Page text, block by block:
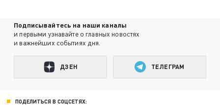
Подписывайтесь на наши каналы
и первыми узнавайте о главных новостях
и важнейших событиях дня.
ДЗЕН ТЕЛЕГРАМ
ПОДЕЛИТЬСЯ В СОЦСЕТЯХ: